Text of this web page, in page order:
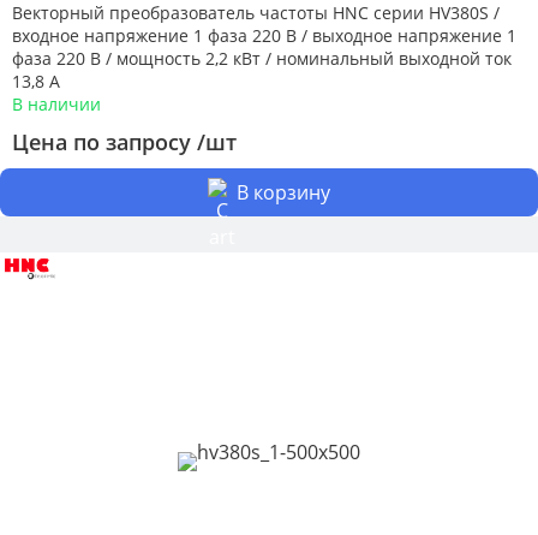
Векторный преобразователь частоты HNC серии HV380S /
входное напряжение 1 фаза 220 В / выходное напряжение 1
фаза 220 В / мощность 2,2 кВт / номинальный выходной ток
13,8 А
В наличии
Цена по запросу /шт
В корзину